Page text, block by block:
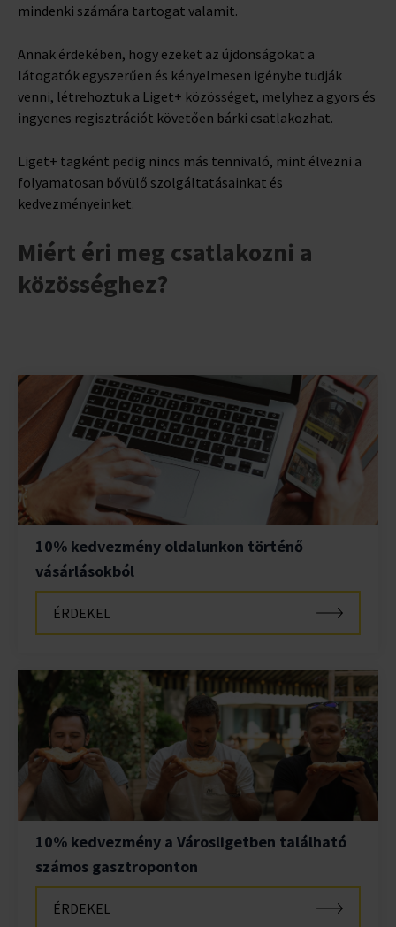
mindenki számára tartogat valamit.
Annak érdekében, hogy ezeket az újdonságokat a
látogatók egyszerűen és kényelmesen igénybe tudják
venni, létrehoztuk a Liget+ közösséget, melyhez a gyors és
ingyenes regisztrációt követően bárki csatlakozhat.
Liget+ tagként pedig nincs más tennivaló, mint élvezni a
folyamatosan bővülő szolgáltatásainkat és
kedvezményeinket.
Miért éri meg csatlakozni a
közösséghez?
10% kedvezmény oldalunkon történő
vásárlásokból
ÉRDEKEL
10% kedvezmény a Városligetben található
számos gasztroponton
ÉRDEKEL